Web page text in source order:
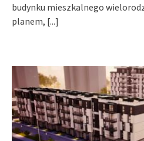
budynku mieszkalnego
planem, [...]